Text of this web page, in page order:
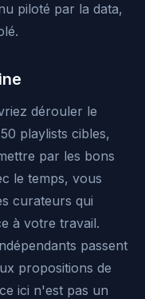
piloté par la data,
dérouler le
playlists cibles,
par les bons
le temps, vous
curateurs qui
à votre travail.
passent
propositions de
ici n'est pas un